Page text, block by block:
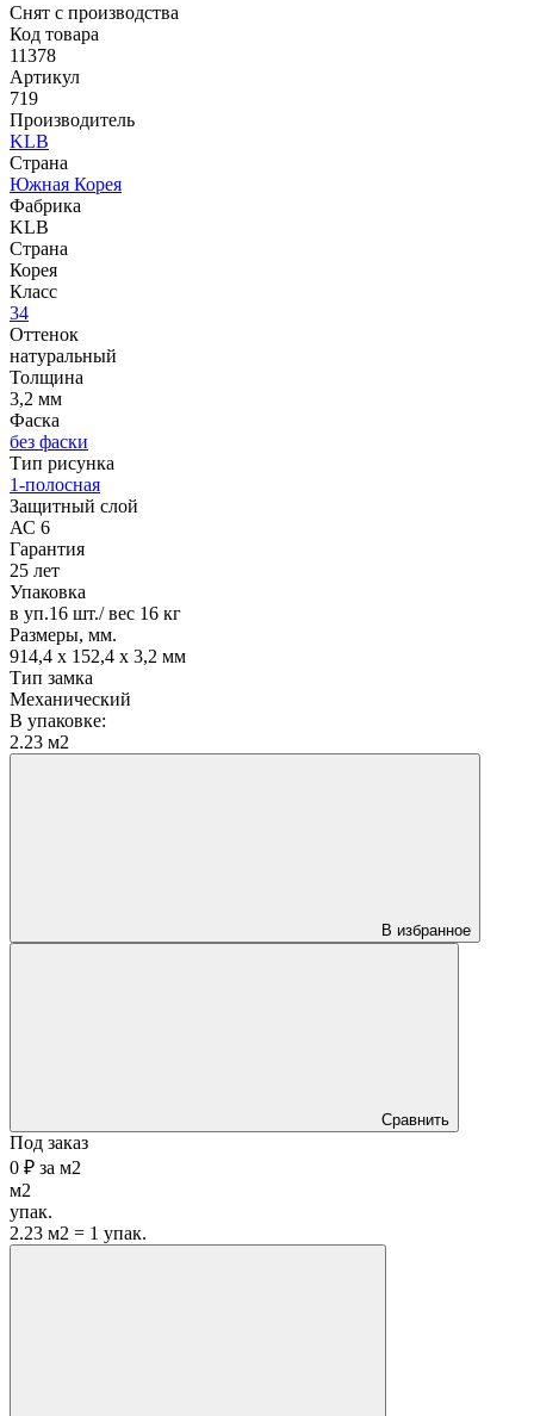
Снят с производства
Код товара
11378
Артикул
719
Производитель
KLB
Страна
Южная Корея
Фабрика
KLB
Страна
Корея
Класс
34
Оттенок
натуральный
Толщина
3,2 мм
Фаска
без фаски
Тип рисунка
1-полосная
Защитный слой
АС 6
Гарантия
25 лет
Упаковка
в уп.16 шт./ вес 16 кг
Размеры, мм.
914,4 х 152,4 х 3,2 мм
Тип замка
Механический
В упаковке:
2.23 м2
В избранное
Сравнить
Под заказ
0 ₽ за м2
м2
упак.
2.23 м2 = 1 упак.